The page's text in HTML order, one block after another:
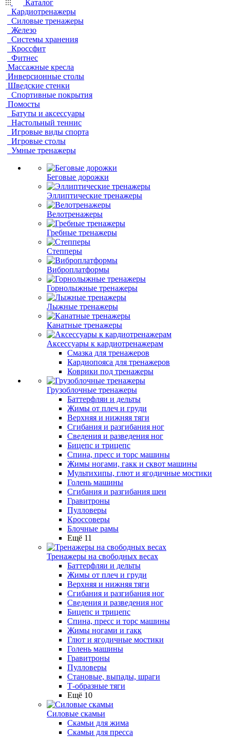
Каталог
Кардиотренажеры
Силовые тренажеры
Железо
Системы хранения
Кроссфит
Фитнес
Массажные кресла
Инверсионные столы
Шведские стенки
Спортивные покрытия
Помосты
Батуты и аксессуары
Настольный теннис
Игровые виды спорта
Игровые столы
Умные тренажеры
Беговые дорожки
Эллиптические тренажеры
Велотренажеры
Гребные тренажеры
Степперы
Виброплатформы
Горнолыжные тренажеры
Лыжные тренажеры
Канатные тренажеры
Аксессуары к кардиотренажерам
Смазка для тренажеров
Кардиопояса для тренажеров
Коврики под тренажеры
Грузоблочные тренажеры
Баттерфляи и дельты
Жимы от плеч и груди
Верхняя и нижняя тяги
Сгибания и разгибания ног
Сведения и разведения ног
Бицепс и трицепс
Спина, пресс и торс машины
Жимы ногами, гакк и сквот машины
Мультихипы, глют и ягодичные мостики
Голень машины
Сгибания и разгибания шеи
Гравитроны
Пулловеры
Кроссоверы
Блочные рамы
Ещё 11
Тренажеры на свободных весах
Баттерфляи и дельты
Жимы от плеч и груди
Верхняя и нижняя тяги
Сгибания и разгибания ног
Сведения и разведения ног
Бицепс и трицепс
Спина, пресс и торс машины
Жимы ногами и гакк
Глют и ягодичные мостики
Голень машины
Гравитроны
Пулловеры
Становые, выпады, шраги
Т-образные тяги
Ещё 10
Силовые скамьи
Скамьи для жима
Скамьи для пресса